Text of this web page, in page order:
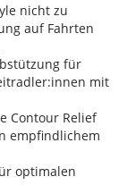
nicht zu
auf Fahrten
für
mit
Contour Relief
empfindlichem
optimalen